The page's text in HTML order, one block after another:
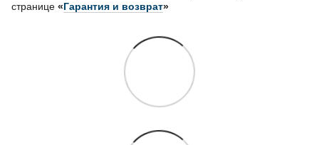
странице «Гарантия и возврат»